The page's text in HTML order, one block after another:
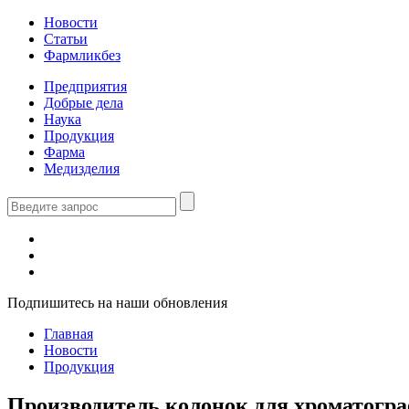
Новости
Статьи
Фармликбез
Предприятия
Добрые дела
Наука
Продукция
Фарма
Медизделия
Подпишитесь на наши обновления
Главная
Новости
Продукция